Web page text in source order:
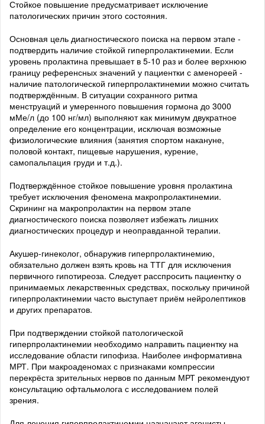
Стойкое повышение предусматривает исключение
патологических причин этого состояния.
Основная цель диагностического поиска на первом этапе -
подтвердить наличие стойкой гиперпролактинемии. Если
уровень пролактина превышает в 5-10 раз и более верхнюю
границу референсных значений у пациентки с аменореей -
наличие патологической гиперпролактинемии можно считать
подтверждённым. В ситуации сохранного ритма
менструаций и умеренного повышения гормона до 3000
мМе/л (до 100 нг/мл) выполняют как минимум двукратное
определение его концентрации, исключая возможные
физиологические влияния (занятия спортом накануне,
половой контакт, пищевые нарушения, курение,
самопальпация груди и т.д.).
Подтверждённое стойкое повышение уровня пролактина
требует исключения феномена макропролактинемии.
Скрининг на макропролактин на первом этапе
диагностического поиска позволяет избежать лишних
диагностических процедур и неоправданной терапии.
Акушер-гинеколог, обнаружив гиперпролактинемию,
обязательно должен взять кровь на ТТГ для исключения
первичного гипотиреоза. Следует расспросить пациентку о
принимаемых лекарственных средствах, поскольку причиной
гиперпролактинемии часто выступает приём нейролептиков
и других препаратов.
При подтверждении стойкой патологической
гиперпролактинемии необходимо направить пациентку на
исследование области гипофиза. Наиболее информативна
МРТ. При макроаденомах с признаками компрессии
перекрёста зрительных нервов по данным МРТ рекомендуют
консультацию офтальмолога с исследованием полей
зрения.